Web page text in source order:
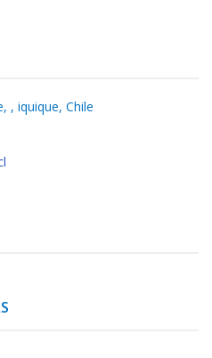
, iquique, Chile